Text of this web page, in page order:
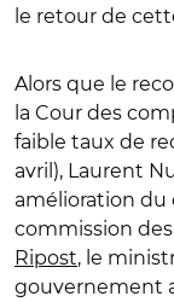
le retour de
Alors que le
la Cour des
faible taux de
avril), Laurent
amélioration du
commission
Ripost, le
gouvernement